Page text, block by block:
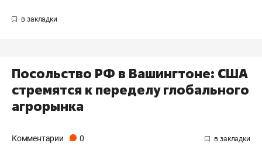
Посольство РФ в Вашингтоне: США
стремятся к переделу глобального
агрорынка
Комментарии 0